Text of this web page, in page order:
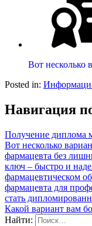
Вот несколько
Posted in:
Навигация
Получение диплома
Вот несколько
фармацевта без
ключ – быстро и
фармацевтическом
фармацевта для
стать
Какой вариант вам
Найти: